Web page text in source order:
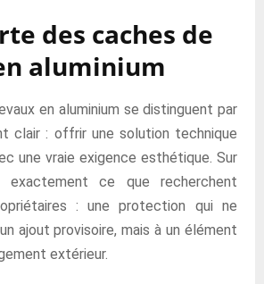
des caches de
aluminium
en aluminium se distinguent par
clair : offrir une solution technique
une vraie exigence esthétique. Sur
exactement ce que recherchent
: une protection qui ne
ajout provisoire, mais à un élément
extérieur.